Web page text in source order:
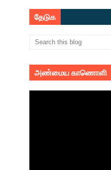
தேடுக
அண்மைய காணொளி